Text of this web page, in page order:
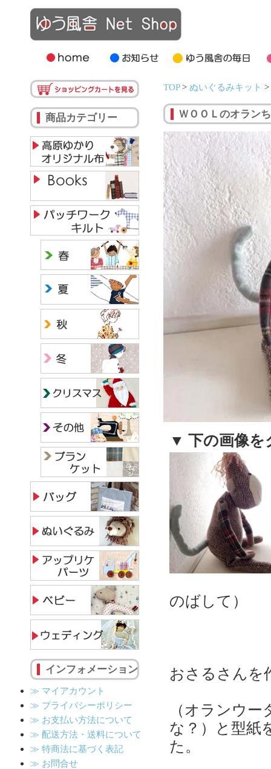
商品カテゴリー
インフォメーション
≫ マイアカウント
≫ プライバシーポリシー
≫ お支払い方法について
≫ 配送方法・送料について
≫ 特商法に基づく表記
≫ お問合せ
TOP> ぬいぐるみキット >
ＷＯＯＬのオラン
▼ 下の画像を
のばして）
おさるさん
（オランウ
な？）と型紙
た。